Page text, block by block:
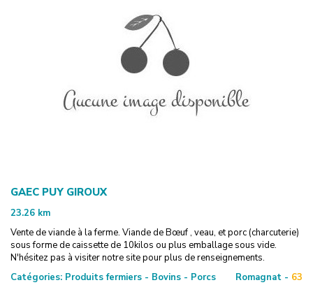
GAEC PUY GIROUX
23.26 km
Vente de viande à la ferme. Viande de Bœuf , veau, et porc (charcuterie)
sous forme de caissette de 10kilos ou plus emballage sous vide.
N'hésitez pas à visiter notre site pour plus de renseignements.
Catégories: Produits fermiers - Bovins - Porcs Romagnat - 63